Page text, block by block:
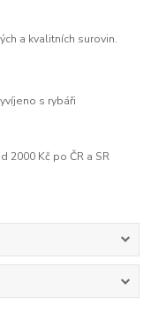
a kvalitních surovin.
s rybáři
2000 Kč po ČR a SR